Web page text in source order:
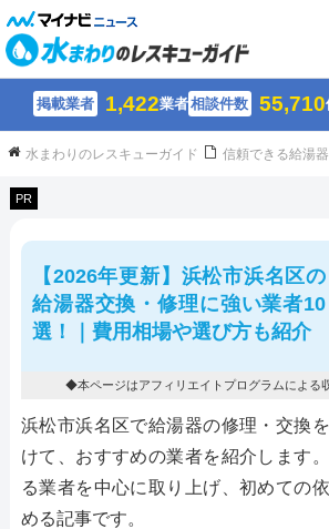
掲載業者 1,422業者相談件数 55,710
水まわりのレスキューガイド 信頼できる給湯
PR
【2026年更新】浜松市浜名区の
給湯器交換・修理に強い業者10
選！｜費用相場や選び方も紹介
◆本ページはアフィリエイトプログラムによる
浜松市浜名区で給湯器の修理・交換
けて、おすすめの業者を紹介します
る業者を中心に取り上げ、初めての
める記事です。